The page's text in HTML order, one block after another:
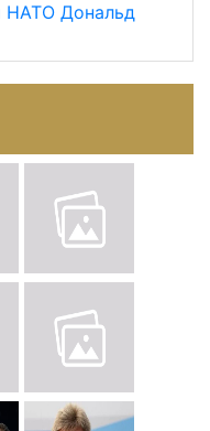
НАТО Дональд